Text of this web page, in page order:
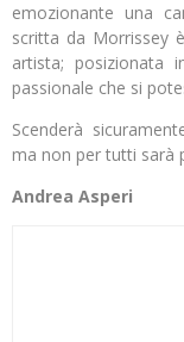
emozionante una
scritta da Morrissey
artista; posizionata
passionale che si
Scenderà
ma non per tutti sarà
Andrea Asperi